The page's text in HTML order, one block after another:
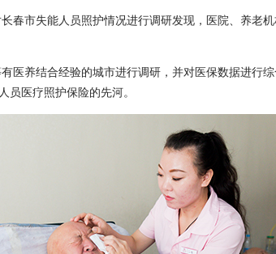
市失能人员照护情况进行调研发现，医院、养老机
养结合经验的城市进行调研，并对医保数据进行
员医疗照护保险的先河。